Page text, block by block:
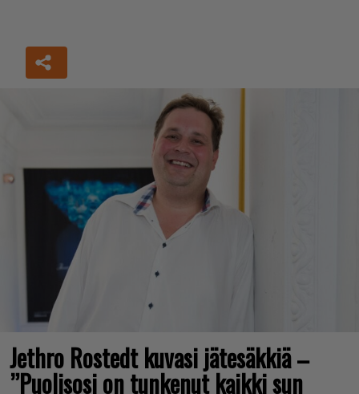
Jethro Rostedt kuvasi jätesäkkiä –
”Puolisosi on tunkenut kaikki sun